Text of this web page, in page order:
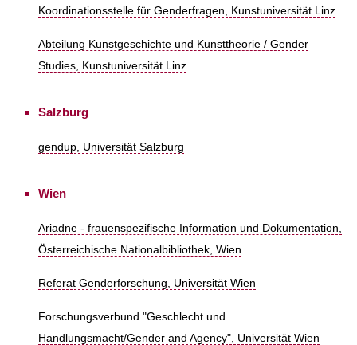
Koordinationsstelle für Genderfragen, Kunstuniversität Linz
Abteilung Kunstgeschichte und Kunsttheorie / Gender
Studies, Kunstuniversität Linz
Salzburg
gendup, Universität Salzburg
Wien
Ariadne - frauenspezifische Information und Dokumentation,
Österreichische Nationalbibliothek, Wien
Referat Genderforschung, Universität Wien
Forschungsverbund "Geschlecht und
Handlungsmacht/Gender and Agency", Universität Wien